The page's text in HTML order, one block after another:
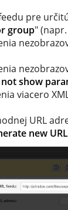
pre
group"
show
viacero
URL
new URL